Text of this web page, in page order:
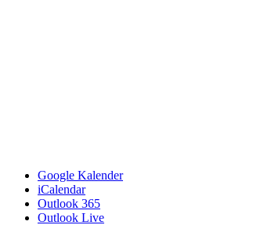
Google Kalender
iCalendar
Outlook 365
Outlook Live